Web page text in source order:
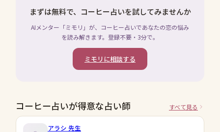
まずは無料で、コーヒー占いを試してみませんか
AIメンター「ミモリ」が、コーヒー占いであなたの恋の悩み
を読み解きます。登録不要・3分で。
ミモリに相談する
コーヒー占いが得意な占い師 すべて見る
アラシ 先生